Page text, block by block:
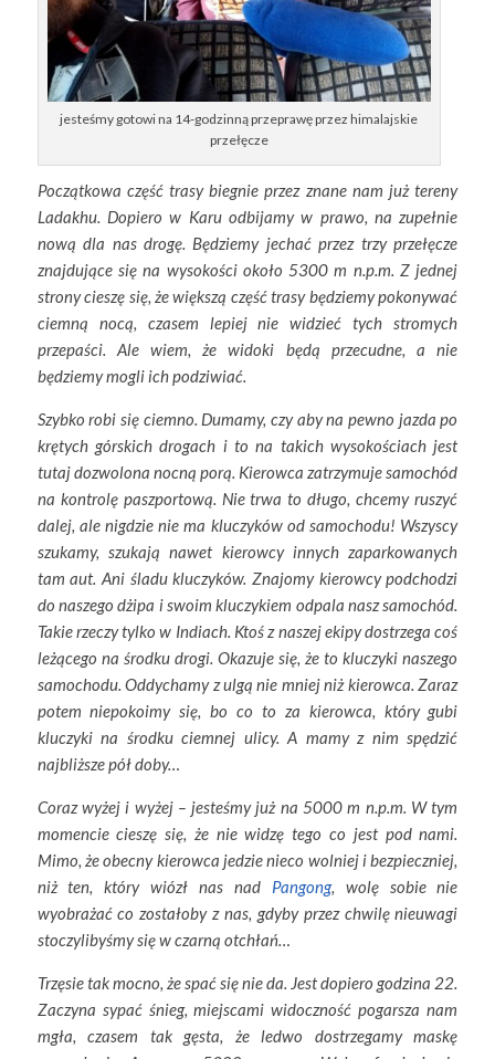
jesteśmy gotowi na 14-godzinną przeprawę przez himalajskie
przełęcze
Początkowa część trasy biegnie przez znane nam już tereny
Ladakhu. Dopiero w Karu odbijamy w prawo, na zupełnie
nową dla nas drogę. Będziemy jechać przez trzy przełęcze
znajdujące się na wysokości około 5300 m n.p.m. Z jednej
strony cieszę się, że większą część trasy będziemy pokonywać
ciemną nocą, czasem lepiej nie widzieć tych stromych
przepaści. Ale wiem, że widoki będą przecudne, a nie
będziemy mogli ich podziwiać.
Szybko robi się ciemno. Dumamy, czy aby na pewno jazda po
krętych górskich drogach i to na takich wysokościach jest
tutaj dozwolona nocną porą. Kierowca zatrzymuje samochód
na kontrolę paszportową. Nie trwa to długo, chcemy ruszyć
dalej, ale nigdzie nie ma kluczyków od samochodu! Wszyscy
szukamy, szukają nawet kierowcy innych zaparkowanych
tam aut. Ani śladu kluczyków. Znajomy kierowcy podchodzi
do naszego dżipa i swoim kluczykiem odpala nasz samochód.
Takie rzeczy tylko w Indiach. Ktoś z naszej ekipy dostrzega coś
leżącego na środku drogi. Okazuje się, że to kluczyki naszego
samochodu. Oddychamy z ulgą nie mniej niż kierowca. Zaraz
potem niepokoimy się, bo co to za kierowca, który gubi
kluczyki na środku ciemnej ulicy. A mamy z nim spędzić
najbliższe pół doby…
Coraz wyżej i wyżej – jesteśmy już na 5000 m n.p.m. W tym
momencie cieszę się, że nie widzę tego co jest pod nami.
Mimo, że obecny kierowca jedzie nieco wolniej i bezpieczniej,
niż ten, który wiózł nas nad Pangong, wolę sobie nie
wyobrażać co zostałoby z nas, gdyby przez chwilę nieuwagi
stoczylibyśmy się w czarną otchłań…
Trzęsie tak mocno, że spać się nie da. Jest dopiero godzina 22.
Zaczyna sypać śnieg, miejscami widoczność pogarsza nam
mgła, czasem tak gęsta, że ledwo dostrzegamy maskę